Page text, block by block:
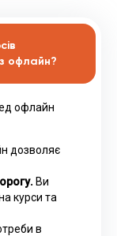
офлайн?
офлайн
дозволяє
Ви
курси та
в